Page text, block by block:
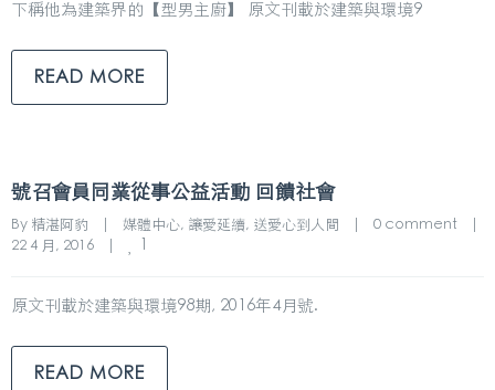
下稱他為建築界的【型男主廚】 原文刊載於建築與環境9
READ MORE
號召會員同業從事公益活動 回饋社會
By 精湛阿豹 媒體中心, 讓愛延續, 送愛心到人間 0 comment
22 4 月, 2016
原文刊載於建築與環境98期, 2016年4月號.
READ MORE